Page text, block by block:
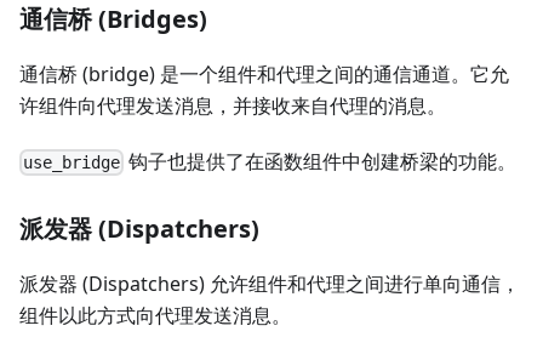
通信桥 (Bridges)
通信桥 (bridge) 是一个组件和代理之间的通信通道。它允
许组件向代理发送消息，并接收来自代理的消息。
use_bridge 钩子也提供了在函数组件中创建桥梁的功能。
派发器 (Dispatchers)
派发器 (Dispatchers) 允许组件和代理之间进行单向通信，
组件以此方式向代理发送消息。